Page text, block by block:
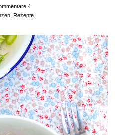
4
Rezepte